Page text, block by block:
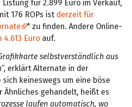
für 2.899 Euro im Verkauf,
176 ROPs ist derzeit für
* zu finden. Andere Online-
4.613 Euro auf.
selbstverständlich aus
“, erklärt Alternate in der
keineswegs um eine böse
Ähnliches gehandelt, heißt es
laufen automatisch, wo